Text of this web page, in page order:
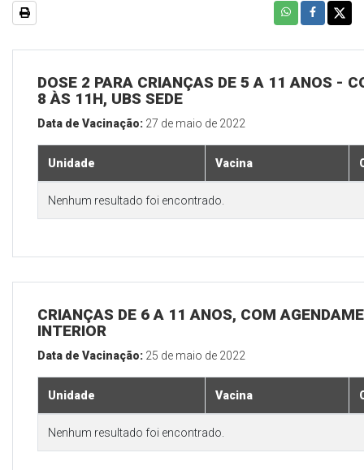
DOSE 2 PARA CRIANÇAS DE 5 A 11 ANOS -
8 ÀS 11H, UBS SEDE
Data de Vacinação: 27 de maio de 2022
Unidade Vacina
Nenhum resultado foi encontrado.
CRIANÇAS DE 6 A 11 ANOS, COM
INTERIOR
Data de Vacinação: 25 de maio de 2022
Unidade Vacina
Nenhum resultado foi encontrado.